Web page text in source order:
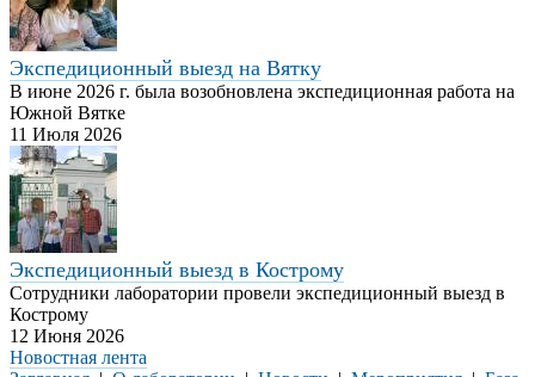
Экспедиционный выезд на Вятку
В июне 2026 г. была возобновлена экспедиционная работа на
Южной Вятке
11 Июля 2026
Экспедиционный выезд в Кострому
Сотрудники лаборатории провели экспедиционный выезд в
Кострому
12 Июня 2026
Новостная лента